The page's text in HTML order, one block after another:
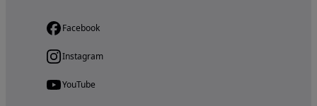
Facebook
Instagram
YouTube